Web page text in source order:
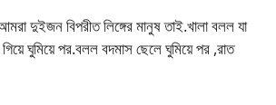
দুইজন বিপরীত লিঙ্গের মানুষ তাই.খালা বলল যা
ঘুমিয়ে পর.বলল বদমাস ছেলে ঘুমিয়ে পর ,রাত